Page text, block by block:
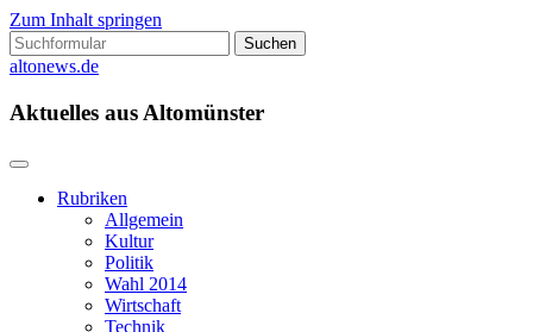
Zum Inhalt springen
Suchen
nach:
altonews.de
Aktuelles aus Altomünster
Rubriken
Allgemein
Kultur
Politik
Wahl 2014
Wirtschaft
Technik